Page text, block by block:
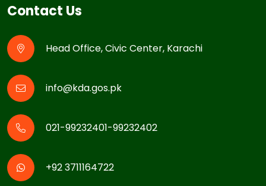
Contact Us
Head Office, Civic Center, Karachi
info@kda.gos.pk
021-99232401-99232402
+92 3711164722